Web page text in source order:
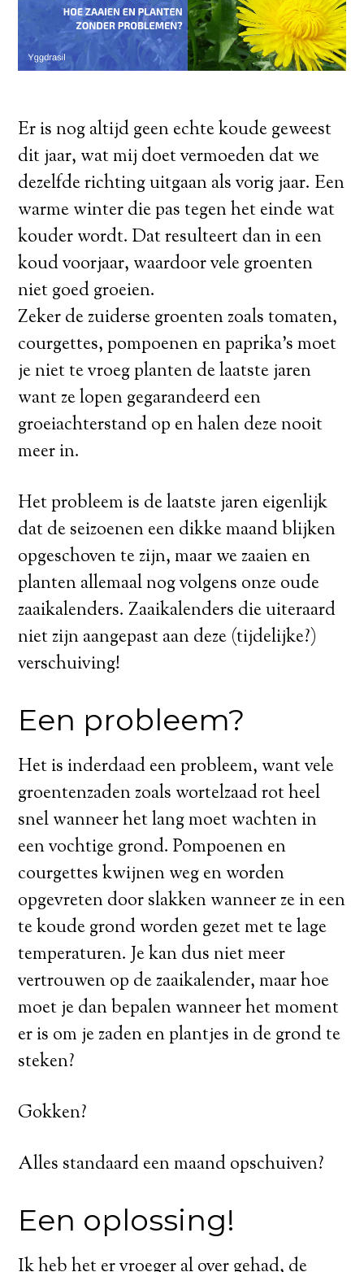
Er is nog altijd geen echte koude geweest
dit jaar, wat mij doet vermoeden dat we
dezelfde richting uitgaan als vorig jaar. Een
warme winter die pas tegen het einde wat
kouder wordt. Dat resulteert dan in een
koud voorjaar, waardoor vele groenten
niet goed groeien.
Zeker de zuiderse groenten zoals tomaten,
courgettes, pompoenen en paprika’s moet
je niet te vroeg planten de laatste jaren
want ze lopen gegarandeerd een
groeiachterstand op en halen deze nooit
meer in.
Het probleem is de laatste jaren eigenlijk
dat de seizoenen een dikke maand blijken
opgeschoven te zijn, maar we zaaien en
planten allemaal nog volgens onze oude
zaaikalenders. Zaaikalenders die uiteraard
niet zijn aangepast aan deze (tijdelijke?)
verschuiving!
Een probleem?
Het is inderdaad een probleem, want vele
groentenzaden zoals wortelzaad rot heel
snel wanneer het lang moet wachten in
een vochtige grond. Pompoenen en
courgettes kwijnen weg en worden
opgevreten door slakken wanneer ze in een
te koude grond worden gezet met te lage
temperaturen. Je kan dus niet meer
vertrouwen op de zaaikalender, maar hoe
moet je dan bepalen wanneer het moment
er is om je zaden en plantjes in de grond te
steken?
Gokken?
Alles standaard een maand opschuiven?
Een oplossing!